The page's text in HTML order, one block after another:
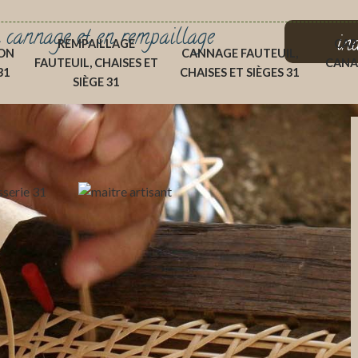
et en rempaillage
REMPAILLAGE
FAUTEUIL, CHAISES ET
SIÈGE 31
CANNAGE FAUTEUIL,
CHAISES ET SIÈGES 31